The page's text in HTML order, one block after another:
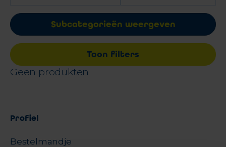
Subcategorieën weergeven
Toon filters
Geen produkten
Profiel
Bestelmandje